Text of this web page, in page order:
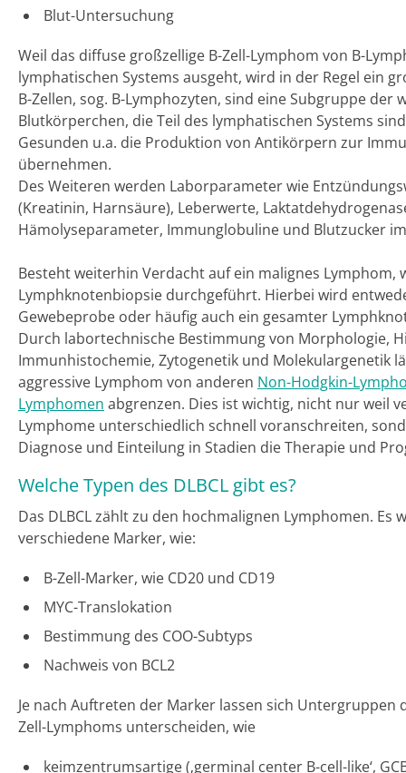
Blut-Untersuchung
Weil das diffuse großzellige B-Zell-Lymphom von B-
lymphatischen Systems ausgeht, wird in der Regel ein
B-Zellen, sog. B-Lymphozyten, sind eine Subgruppe der
Blutkörperchen, die Teil des lymphatischen Systems
Gesunden u.a. die Produktion von Antikörpern zur
übernehmen.
Des Weiteren werden Laborparameter wie
(Kreatinin, Harnsäure), Leberwerte,
Hämolyseparameter, Immunglobuline und Blutzucker
Besteht weiterhin Verdacht auf ein malignes Lymphom,
Lymphknotenbiopsie durchgeführt. Hierbei wird
Gewebeprobe oder häufig auch ein gesamter
Durch labortechnische Bestimmung von Morphologie,
Immunhistochemie, Zytogenetik und Molekulargenetik
aggressive Lymphom von anderen Non-Hodgkin-
Lymphomen abgrenzen. Dies ist wichtig, nicht nur weil
Lymphome unterschiedlich schnell voranschreiten,
Diagnose und Einteilung in Stadien die Therapie und
Welche Typen des DLBCL gibt es?
Das DLBCL zählt zu den hochmalignen Lymphomen. Es
verschiedene Marker, wie:
B-Zell-Marker, wie CD20 und CD19
MYC-Translokation
Bestimmung des COO-Subtyps
Nachweis von BCL2
Je nach Auftreten der Marker lassen sich Untergruppen
Zell-Lymphoms unterscheiden, wie
keimzentrumsartige (‚germinal center B-cell-like‘,